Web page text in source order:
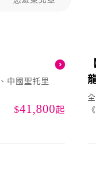
中國聖托里
41,800起